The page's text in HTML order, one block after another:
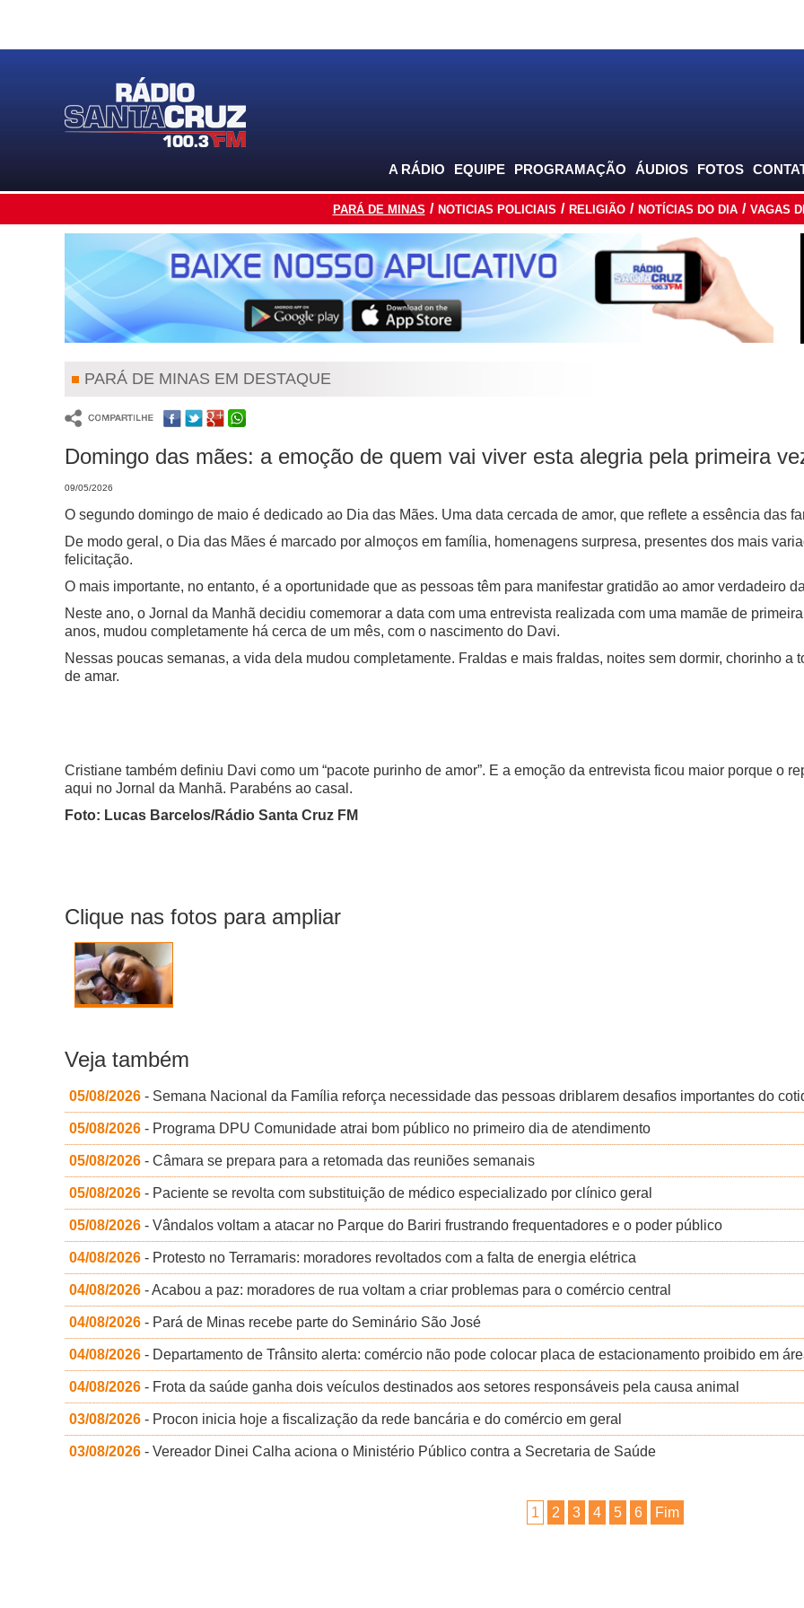
A RÁDIO EQUIPE PROGRAMAÇÃO ÁUDIOS FOTOS
PARÁ DE MINAS NOTICIAS POLICIAIS RELIGIÃO NOTÍCIAS DO DIA VAGAS
PARÁ DE MINAS EM DESTAQUE
Domingo das mães: a emoção de quem vai viver esta alegria pela primeira
09/05/2026
O segundo domingo de maio é dedicado ao Dia das Mães. Uma data cercada de amor, que reflete a essência das
De modo geral, o Dia das Mães é marcado por almoços em família, homenagens surpresa, presentes dos mais
felicitação.
O mais importante, no entanto, é a oportunidade que as pessoas têm para manifestar gratidão ao amor verdadeiro
Neste ano, o Jornal da Manhã decidiu comemorar a data com uma entrevista realizada com uma mamãe de
anos, mudou completamente há cerca de um mês, com o nascimento do Davi.
Nessas poucas semanas, a vida dela mudou completamente. Fraldas e mais fraldas, noites sem dormir, chorinho a
de amar.
Cristiane também definiu Davi como um “pacote purinho de amor”. E a emoção da entrevista ficou maior porque o
aqui no Jornal da Manhã. Parabéns ao casal.
Foto: Lucas Barcelos/Rádio Santa Cruz FM
Clique nas fotos para ampliar
Veja também
05/08/2026 - Semana Nacional da Família reforça necessidade das pessoas driblarem desafios importantes do
05/08/2026 - Programa DPU Comunidade atrai bom público no primeiro dia de atendimento
05/08/2026 - Câmara se prepara para a retomada das reuniões semanais
05/08/2026 - Paciente se revolta com substituição de médico especializado por clínico geral
05/08/2026 - Vândalos voltam a atacar no Parque do Bariri frustrando frequentadores e o poder público
04/08/2026 - Protesto no Terramaris: moradores revoltados com a falta de energia elétrica
04/08/2026 - Acabou a paz: moradores de rua voltam a criar problemas para o comércio central
04/08/2026 - Pará de Minas recebe parte do Seminário São José
04/08/2026 - Departamento de Trânsito alerta: comércio não pode colocar placa de estacionamento proibido em
04/08/2026 - Frota da saúde ganha dois veículos destinados aos setores responsáveis pela causa animal
03/08/2026 - Procon inicia hoje a fiscalização da rede bancária e do comércio em geral
03/08/2026 - Vereador Dinei Calha aciona o Ministério Público contra a Secretaria de Saúde
1 2 3 4 5 6 Fim